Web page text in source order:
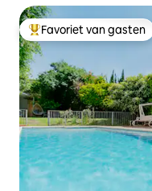
Topfavoriet van gasten
Favoriet van gasten